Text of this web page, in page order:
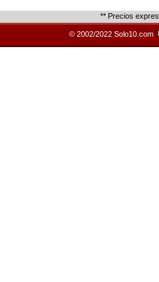
** Precios
© 2002/2022 Solo10.com